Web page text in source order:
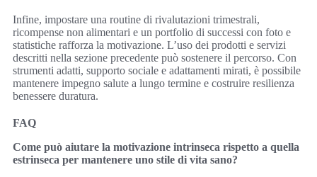
Infine, impostare una routine di rivalutazioni trimestrali,
ricompense non alimentari e un portfolio di successi con foto e
statistiche rafforza la motivazione. L’uso dei prodotti e servizi
descritti nella sezione precedente può sostenere il percorso. Con
strumenti adatti, supporto sociale e adattamenti mirati, è possibile
mantenere impegno salute a lungo termine e costruire resilienza
benessere duratura.
FAQ
Come può aiutare la motivazione intrinseca rispetto a quella
estrinseca per mantenere uno stile di vita sano?